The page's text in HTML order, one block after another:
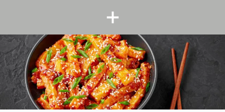
+